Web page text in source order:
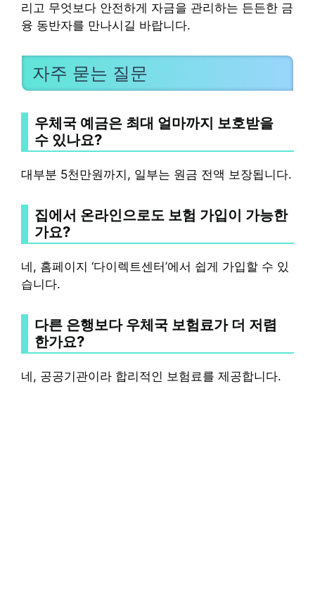
리고 무엇보다 안전하게 자금을 관리하는 든든한 금
융 동반자를 만나시길 바랍니다.
자주 묻는 질문
우체국 예금은 최대 얼마까지 보호받을
수 있나요?
대부분 5천만원까지, 일부는 원금 전액 보장됩니다.
집에서 온라인으로도 보험 가입이 가능한
가요?
네, 홈페이지 ‘다이렉트센터’에서 쉽게 가입할 수 있
습니다.
다른 은행보다 우체국 보험료가 더 저렴
한가요?
네, 공공기관이라 합리적인 보험료를 제공합니다.